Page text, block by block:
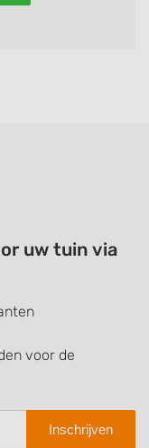
uw tuin via
voor de
Inschrijven